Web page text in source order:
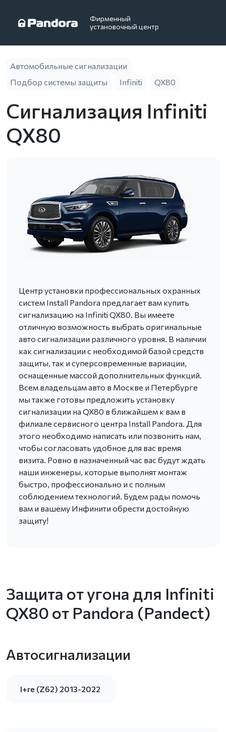
Фирменный
установочный центр
Автомобильные сигнализации
Подбор системы защиты
Infiniti QX80
Сигнализация Infiniti
QX80
Центр установки профессиональных охранных
систем Install Pandora предлагает вам купить
сигнализацию на Infiniti QX80. Вы имеете
отличную возможность выбрать оригинальные
авто сигнализации различного уровня. В наличии
как сигнализации с необходимой базой средств
защиты, так и суперсовременные вариации,
оснащенные массой дополнительных функций.
Всем владельцам авто в Москве и Петербурге
мы также готовы предложить установку
сигнализации на QX80 в ближайшем к вам в
филиале сервисного центра Install Pandora. Для
этого необходимо написать или позвонить нам,
чтобы согласовать удобное для вас время
визита. Ровно в назначенный час вас будут ждать
наши инженеры, которые выполнят монтаж
быстро, профессионально и с полным
соблюдением технологий. Будем рады помочь
вам и вашему Инфинити обрести достойную
защиту!
Защита от угона для Infiniti
QX80 от Pandora (Pandect)
Автосигнализации
I+re (Z62) 2013-2022